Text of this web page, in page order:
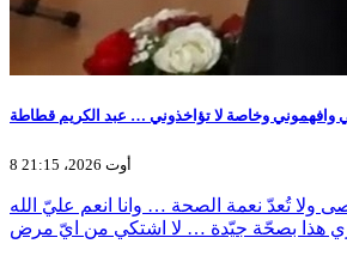
وافهموني وخاصة لا تؤاخذوني … عبد الكريم قطاطة
8 أوت 2026، 21:15
ولا تُعدّ نعمة الصحة … وانا انعم عليّ الله